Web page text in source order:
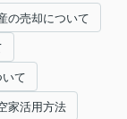
の売却について
て
家活用方法